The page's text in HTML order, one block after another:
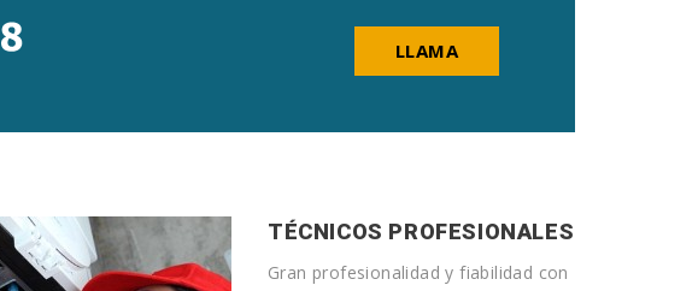
LLAMA
TÉCNICOS PROFESIONALES
Gran profesionalidad y fiabilidad con